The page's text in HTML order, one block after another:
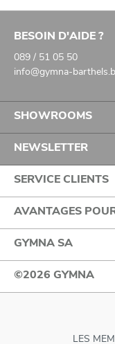
BESOIN D'AIDE ?
089 / 51 05 50
info@gymna-
SHOWROOMS
NEWSLETTER
SERVICE CLIENTS
AVANTAGES
GYMNA SA
©2026 GYMNA
LES